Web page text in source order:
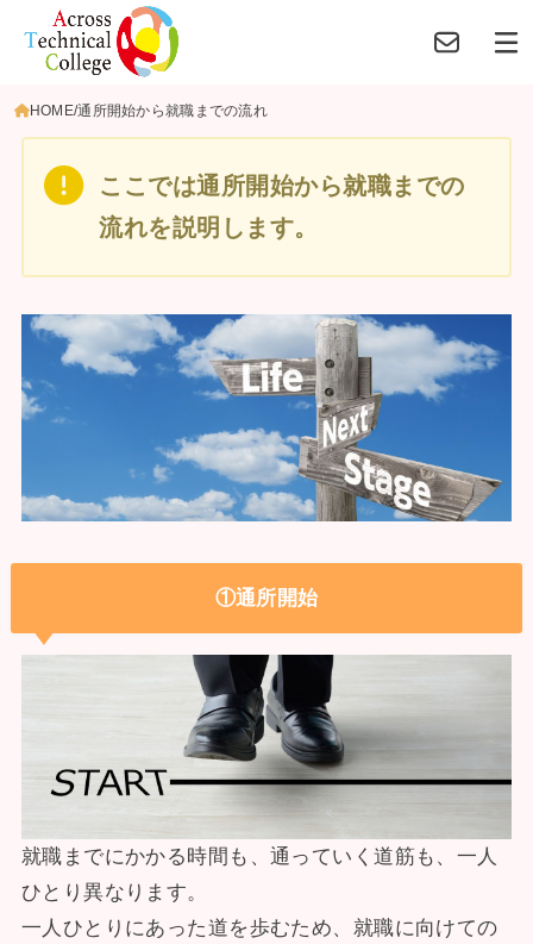
HOME 通所開始から就職までの流れ
ここでは通所開始から就職までの
流れを説明します。
①通所開始
就職までにかかる時間も、通っていく道筋も、一人
ひとり異なります。
一人ひとりにあった道を歩むため、就職に向けての